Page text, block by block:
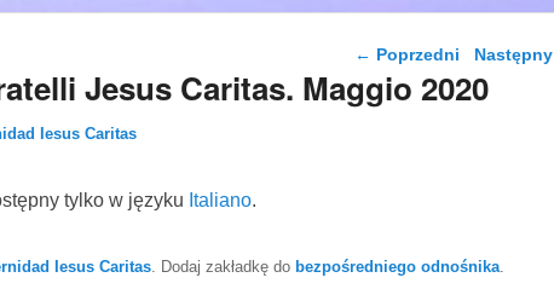
Nawigacja wpisu
← Poprzedni Następny
Jesus Caritas. Maggio 2020
Iesus Caritas
tylko w języku Italiano.
Iesus Caritas . Dodaj zakładkę do bezpośredniego odnośnika